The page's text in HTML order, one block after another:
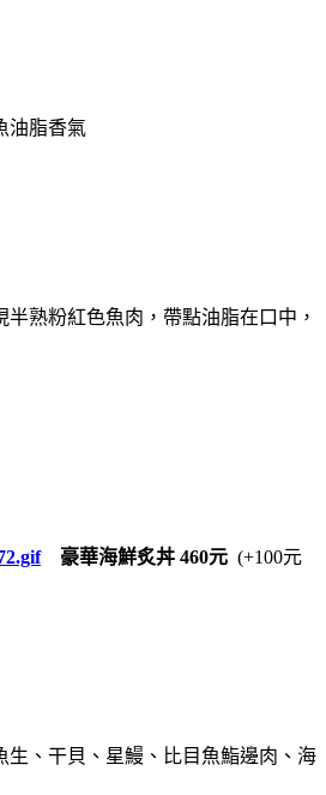
油脂香氣
熟粉紅色魚肉，帶點油脂在口中，
豪華海鮮炙丼 460元 (+100元
生、干貝、星鰻、比目魚鮨邊肉、海